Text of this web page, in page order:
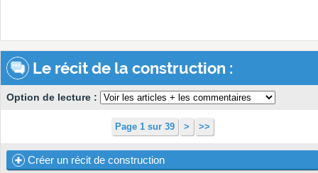
Le récit de la construction :
Option de lecture :
Page 1 sur 39 > >>
Créer un récit de construction